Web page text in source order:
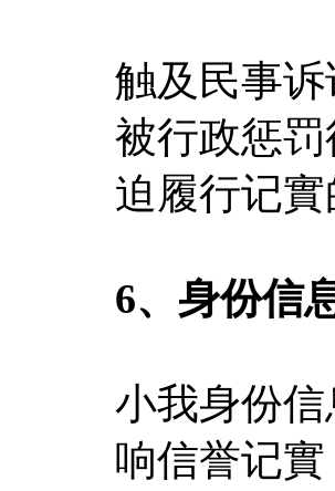
触及民事
被行政惩罚
迫履行记
6、身份信
小我身份
响信誉记